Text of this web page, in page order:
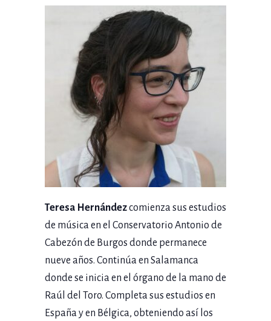
Teresa Hernándezcomienza sus estudios
de música en el Conservatorio Antonio de
Cabezón de Burgos donde permanece
nueve años. Continúa en Salamanca
donde se inicia en el órgano de la mano de
Raúl del Toro. Completa sus estudios en
España y en Bélgica, obteniendo así los